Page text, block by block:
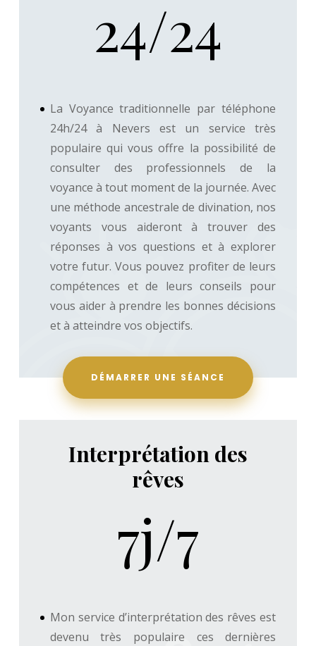
24/24
La Voyance traditionnelle par téléphone
24h/24 à Nevers est un service très
populaire qui vous offre la possibilité de
consulter des professionnels de la
voyance à tout moment de la journée. Avec
une méthode ancestrale de divination, nos
voyants vous aideront à trouver des
réponses à vos questions et à explorer
votre futur. Vous pouvez profiter de leurs
compétences et de leurs conseils pour
vous aider à prendre les bonnes décisions
et à atteindre vos objectifs.
DÉMARRER UNE SÉANCE
Interprétation des
rêves
7j/7
Mon service d’interprétation des rêves est
devenu très populaire ces dernières